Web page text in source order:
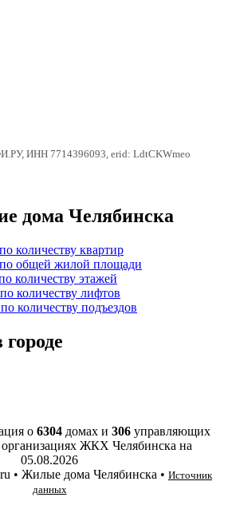
ИНН 7714396093, erid: LdtCKWmeo
дома Челябинска
количеству квартир
общей жилой площади
количеству этажей
количеству лифтов
количеству подъездов
о 6304 домах и 306 управляющих
ЖКХ Челябинска на
05.08.2026
• Жилые дома Челябинска • Источник
данных